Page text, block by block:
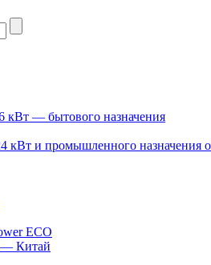
кВт — бытового назначения
кВт и промышленного назначения
ECO
Китай